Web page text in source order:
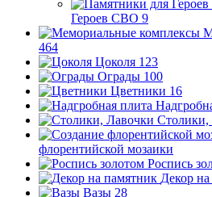
Героев СВО 9
464
Цоколя 123
Ограды 100
Цветники 16
Столики,
флорентийской мозаики
Роспись
Декор
Вазы 28